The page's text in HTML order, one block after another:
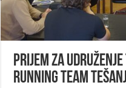
Prijem za
Running Team